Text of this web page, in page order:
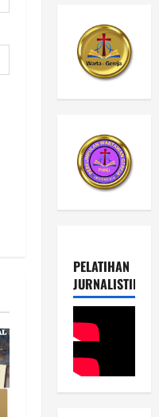
PELATIHAN
JURNALISTIK